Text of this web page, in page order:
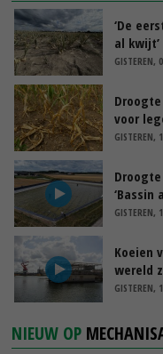
‘De
al kwijt’
GISTEREN,
voor
GISTEREN,
‘Bassin
GISTEREN,
Koeien
wereld
GISTEREN,
NIEUW OP